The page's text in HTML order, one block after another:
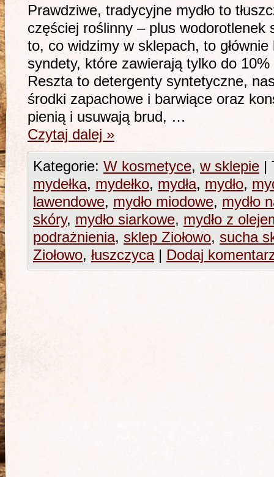
Prawdziwe, tradycyjne mydło to
częściej roślinny – plus wodorotlenek
to, co widzimy w sklepach, to
syndety, które zawierają tylko do 10%
Reszta to detergenty syntetyczne,
środki zapachowe i barwiące oraz
pienią i usuwają brud, …
Czytaj dalej »
Kategorie: W kosmetyce, w sklepie |
mydełka, mydełko, mydła, mydło,
lawendowe, mydło miodowe, mydło
skóry, mydło siarkowe, mydło z
podrażnienia, sklep Ziołowo, sucha
Ziołowo, łuszczyca | Dodaj